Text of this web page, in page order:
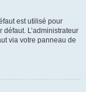
est utilisé pour
L’administrateur
via votre panneau de